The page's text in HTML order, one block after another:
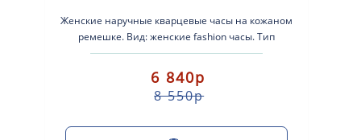
Женские наручные кварцевые часы на кожаном
ремешке. Вид: женские fashion часы. Тип
механизма: кварцевые. Корпус: стально..
6 840р
8 550р